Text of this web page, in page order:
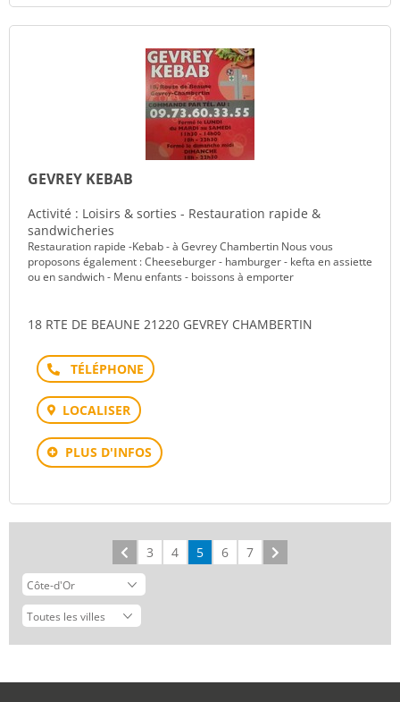
GEVREY KEBAB
Activité : Loisirs & sorties - Restauration rapide &
sandwicheries
Restauration rapide -Kebab - à Gevrey Chambertin Nous vous
proposons également : Cheeseburger - hamburger - kefta en assiette
ou en sandwich - Menu enfants - boissons à emporter
18 RTE DE BEAUNE 21220 GEVREY CHAMBERTIN
Téléphone
LOCALISER
PLUS D'INFOS
Précédent
3 4 5 6 7